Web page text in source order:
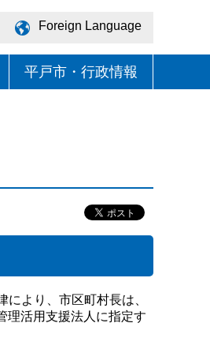
Foreign Language
平戸市・行政情報
より、市区町村長は、
理活用支援法人に指定す